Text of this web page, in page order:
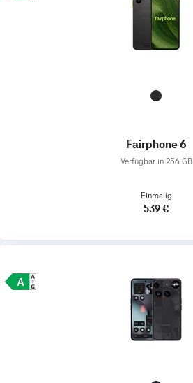
Fairphone 6
Verfügbar in 256 GB
Einmalig
539 €